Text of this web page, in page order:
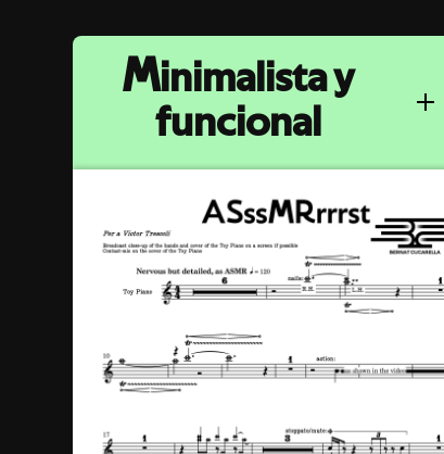
Minimalista y
funcional
diseñadas con un estilo visual limpio y
depurado, priorizando la legibilidad, la
claridad de la información musical y una
experiencia de lectura fluida tanto en
papel como en pantalla.